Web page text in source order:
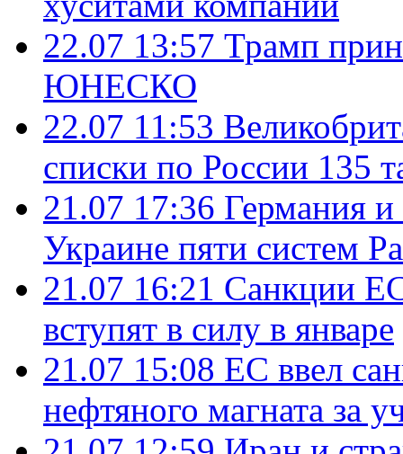
22.07 13:57 Трамп
ЮНЕСКО
22.07 11:53
списки по России 135
21.07 17:36 Германия
Украине пяти систем
21.07 16:21 Санкции
вступят в силу в январе
21.07 15:08 ЕС ввел
нефтяного магната за